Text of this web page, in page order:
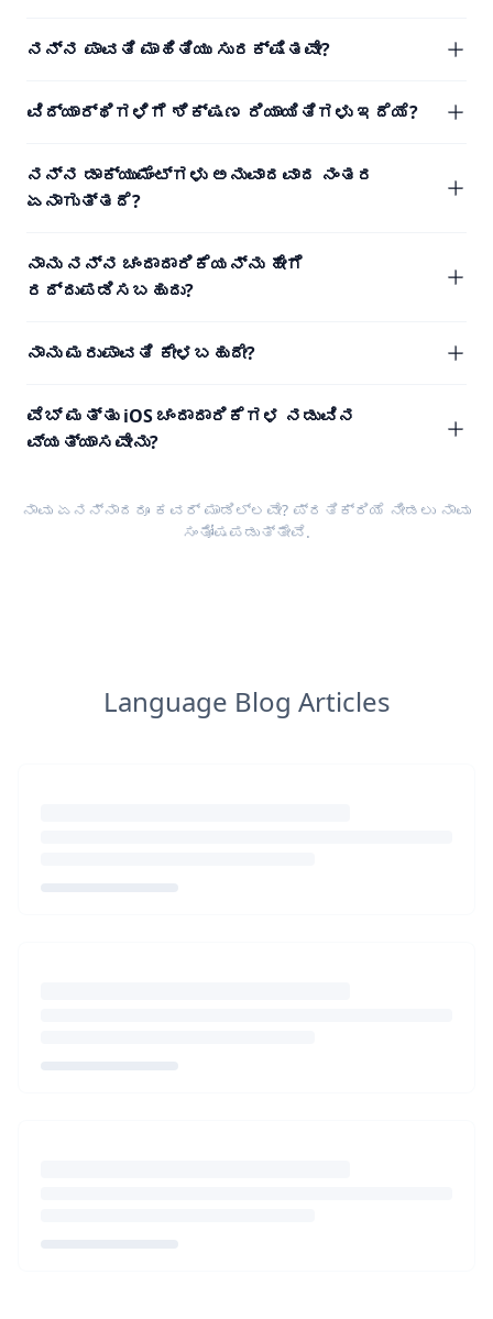
ನನ್ನ ಪಾವತಿ ಮಾಹಿತಿಯು ಸುರಕ್ಷಿತವೇ?
ವಿದ್ಯಾರ್ಥಿಗಳಿಗೆ ಶಿಕ್ಷಣ ರಿಯಾಯಿತಿಗಳು ಇದೆಯೆ?
ನನ್ನ ಡಾಕ್ಯುಮೆಂಟ್‌ಗಳು ಅನುವಾದವಾದ ನಂತರ
ಏನಾಗುತ್ತದೆ?
ನಾನು ನನ್ನ ಚಂದಾದಾರಿಕೆಯನ್ನು ಹೇಗೆ
ರದ್ದುಪಡಿಸಬಹುದು?
ನಾನು ಮರುಪಾವತಿ ಕೇಳಬಹುದೇ?
ವೆಬ್ ಮತ್ತು iOS ಚಂದಾದಾರಿಕೆಗಳ ನಡುವಿನ
ವ್ಯತ್ಯಾಸವೇನು?
ನಾವು ಏನನ್ನಾದರೂ ಕವರ್ ಮಾಡಿಲ್ಲವೇ? ಪ್ರತಿಕ್ರಿಯೆ ನೀಡಲು ನಾವು
ಸಂತೋಷಪಡುತ್ತೇವೆ.
Language Blog Articles